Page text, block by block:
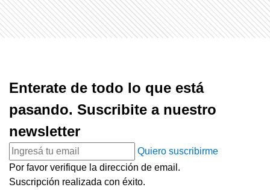
Enterate de todo lo que está
pasando. Suscribite a nuestro
newsletter
Quiero suscribirme
Por favor verifique la dirección de email.
Suscripción realizada con éxito.